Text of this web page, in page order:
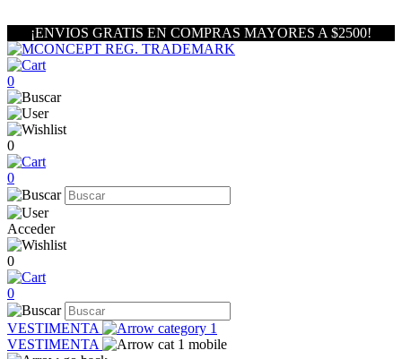
¡ENVIOS GRATIS EN COMPRAS MAYORES A $2500!
0
0
0
Acceder
0
0
VESTIMENTA
VESTIMENTA